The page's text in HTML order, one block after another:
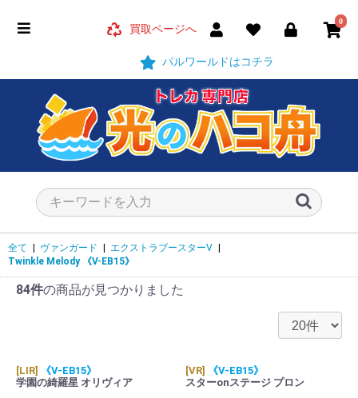
買取ページへ
パルワールドはコチラ
0
全て ヴァンガード エクストラブースターV
Twinkle Melody 《V-EB15》
84件の商品が見つかりました
[LIR]
《V-EB15》
学園の綺羅星 オリヴィア
[VR]
《V-EB15》
スターonステージ プロン